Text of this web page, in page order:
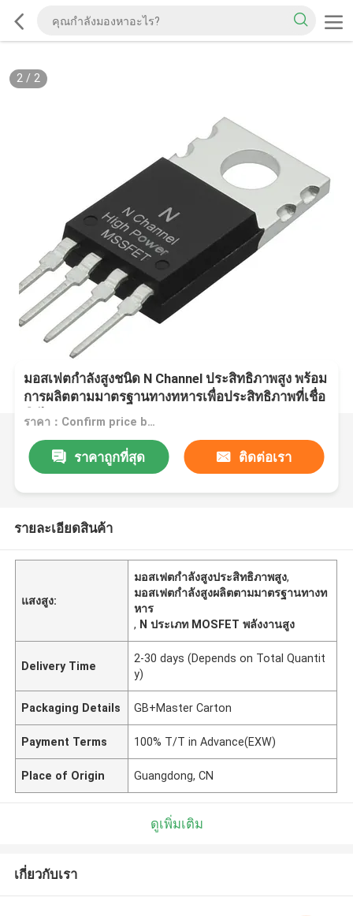
2/ 2
มอสเฟตกำลังสูงชนิด N Channel ประสิทธิภาพสูง พร้อม
การผลิตตามมาตรฐานทางทหารเพื่อประสิทธิภาพที่เชื่อ
ถือได้
ราคา：Confirm price based on product
ราคาถูกที่สุด ติดต่อเรา
รายละเอียดสินค้า
แสงสูง:
มอสเฟตกำลังสูงประสิทธิภาพสูง,
มอสเฟตกำลังสูงผลิตตามมาตรฐานทางท
หาร
, N ประเภท MOSFET พลังงานสูง
Delivery Time
2-30 days (Depends on Total Quantit
y)
Packaging Details GB+Master Carton
Payment Terms 100% T/T in Advance(EXW)
Place of Origin Guangdong, CN
ดูเพิ่มเติม
เกี่ยวกับเรา